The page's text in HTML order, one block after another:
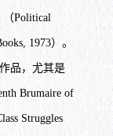
Political
1973）。
品，尤其是
Brumaire of
Struggles